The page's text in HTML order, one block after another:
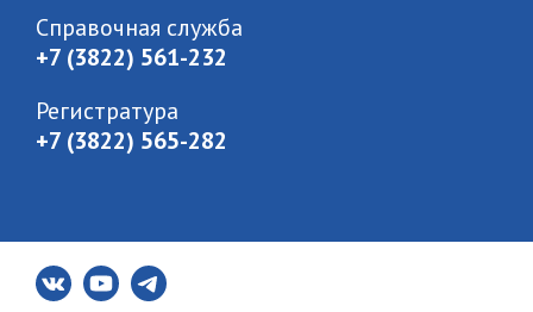
Справочная служба
+7 (3822) 561-232
Регистратура
+7 (3822) 565-282